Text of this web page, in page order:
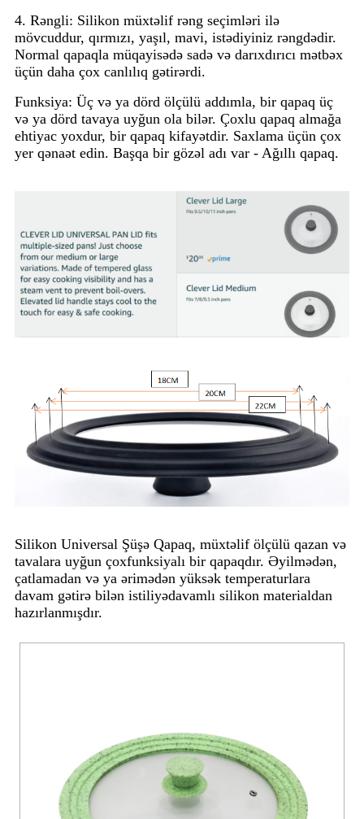
4. Rəngli: Silikon müxtəlif rəng seçimləri ilə
mövcuddur, qırmızı, yaşıl, mavi, istədiyiniz rəngdədir.
Normal qapaqla müqayisədə sadə və darıxdırıcı mətbəx
üçün daha çox canlılıq gətirərdi.
Funksiya: Üç və ya dörd ölçülü addımla, bir qapaq üç
və ya dörd tavaya uyğun ola bilər. Çoxlu qapaq almağa
ehtiyac yoxdur, bir qapaq kifayətdir. Saxlama üçün çox
yer qənaət edin. Başqa bir gözəl adı var - Ağıllı qapaq.
Silikon Universal Şüşə Qapaq, müxtəlif ölçülü qazan və
tavalara uyğun çoxfunksiyalı bir qapaqdır. Əyilmədən,
çatlamadan və ya ərimədən yüksək temperaturlara
davam gətirə bilən istiliyədavamlı silikon materialdan
hazırlanmışdır.